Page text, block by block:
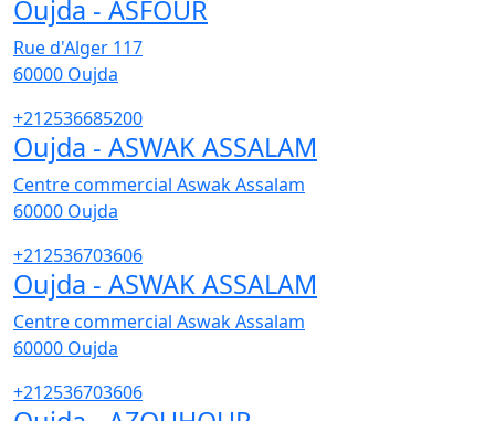
Oujda - ASFOUR
Rue d'Alger 117
60000 Oujda
+212536685200
Oujda - ASWAK ASSALAM
Centre commercial Aswak Assalam
60000 Oujda
+212536703606
Oujda - ASWAK ASSALAM
Centre commercial Aswak Assalam
60000 Oujda
+212536703606